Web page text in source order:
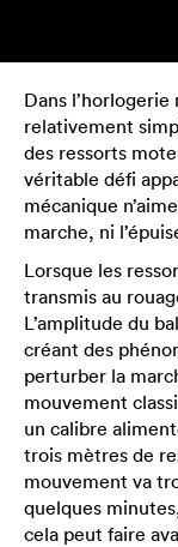
Dans
relativement
des ressorts
véritable défi
mécanique
marche, ni
Lorsque les
transmis au
L’amplitude du
créant des
perturber la
mouvement
un calibre
trois mètres de
mouvement va
quelques
cela peut faire